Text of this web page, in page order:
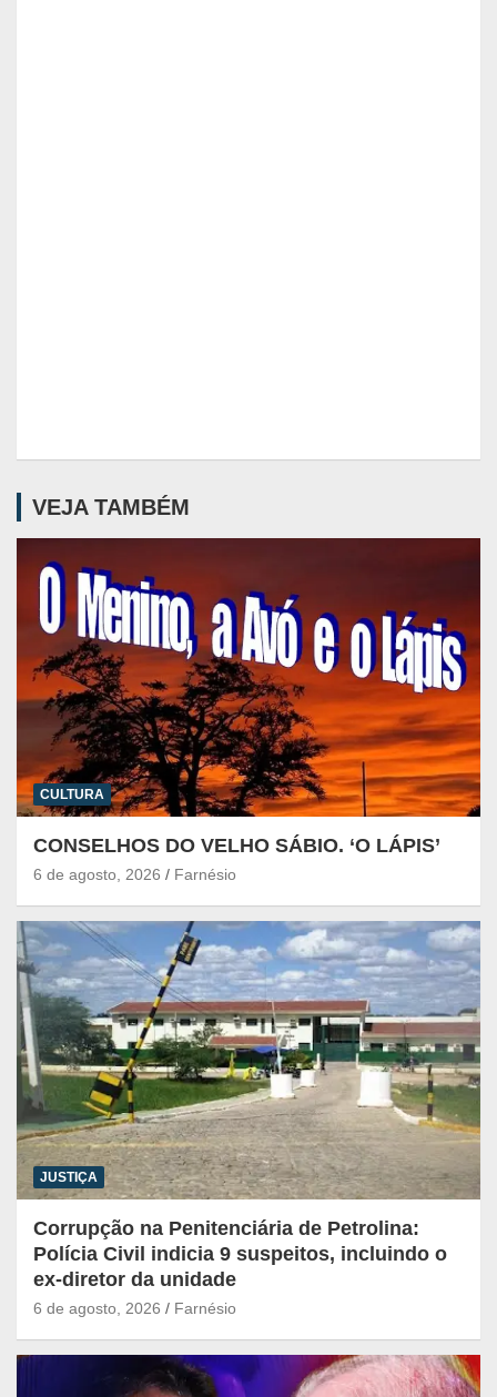
VEJA TAMBÉM
CULTURA
CONSELHOS DO VELHO SÁBIO. ‘O LÁPIS’
6 de agosto, 2026 Farnésio
JUSTIÇA
Corrupção na Penitenciária de Petrolina:
Polícia Civil indicia 9 suspeitos, incluindo o
ex-diretor da unidade
6 de agosto, 2026 Farnésio